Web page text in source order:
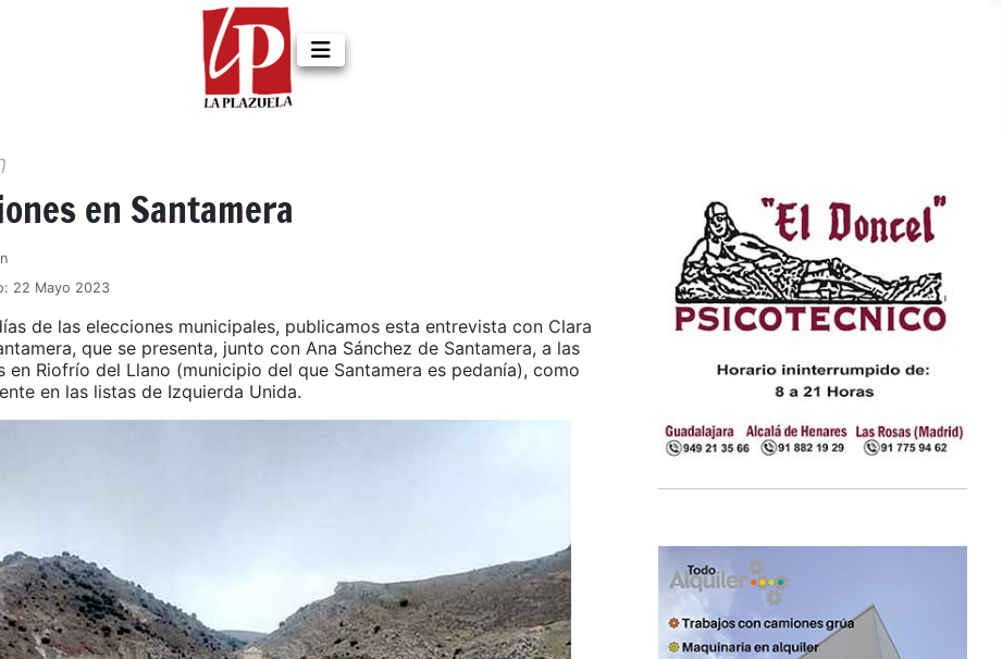
en Santamera
22 Mayo 2023
de las elecciones municipales, publicamos esta entrevista con Clara
que se presenta, junto con Ana Sánchez de Santamera, a las
en Riofrío del Llano (municipio del que Santamera es pedanía), como
en las listas de Izquierda Unida.